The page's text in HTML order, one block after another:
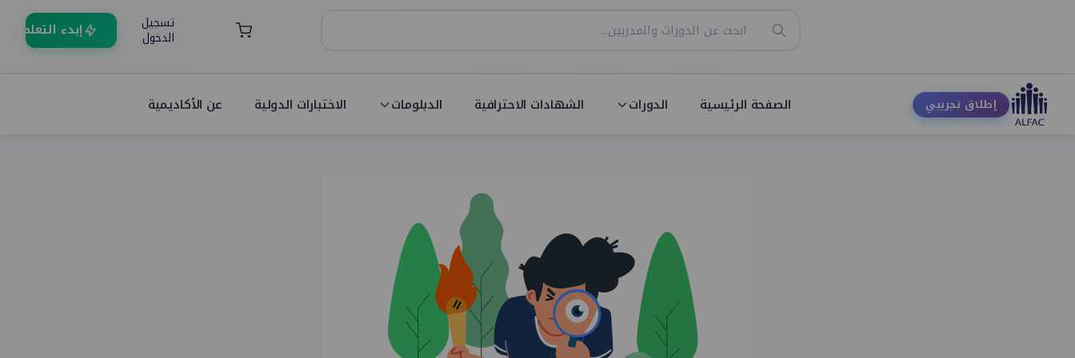
تسجيل
الدخول إبدء التعلم
إطلاق تجريبي الصفحة الرئيسية الدورات الشهادات الاحترافية الدبلومات الاختبارات الدولية عن الأكاديمية